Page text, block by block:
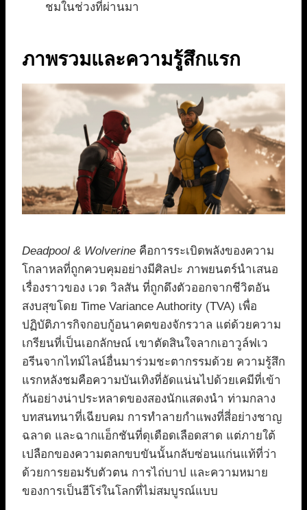
ชมในช่วงที่ผ่านมา
ภาพรวมและความรู้สึกแรก
Deadpool & Wolverine คือการระเบิดพลังของความ
โกลาหลที่ถูกควบคุมอย่างมีศิลปะ ภาพยนตร์นำเสนอ
เรื่องราวของ เวด วิลสัน ที่ถูกดึงตัวออกจากชีวิตอัน
สงบสุขโดย Time Variance Authority (TVA) เพื่อ
ปฏิบัติภารกิจกอบกู้อนาคตของจักรวาล แต่ด้วยความ
เกรียนที่เป็นเอกลักษณ์ เขาตัดสินใจลากเอาวูล์ฟเว
อรีนจากไทม์ไลน์อื่นมาร่วมชะตากรรมด้วย ความรู้สึก
แรกหลังชมคือความบันเทิงที่อัดแน่นไปด้วยเคมีที่เข้า
กันอย่างน่าประหลาดของสองนักแสดงนำ ท่ามกลาง
บทสนทนาที่เฉียบคม การทำลายกำแพงที่สี่อย่างชาญ
ฉลาด และฉากแอ็กชันที่ดุเดือดเลือดสาด แต่ภายใต้
เปลือกของความตลกขบขันนั้นกลับซ่อนแก่นแท้ที่ว่า
ด้วยการยอมรับตัวตน การไถ่บาป และความหมาย
ของการเป็นฮีโร่ในโลกที่ไม่สมบูรณ์แบบ